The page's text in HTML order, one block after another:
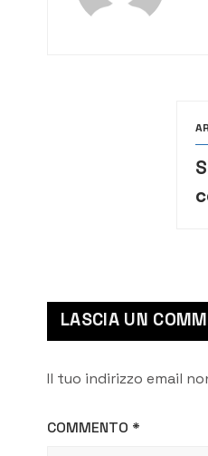
LASCIA UN
Il tuo indirizzo email
COMMENTO *